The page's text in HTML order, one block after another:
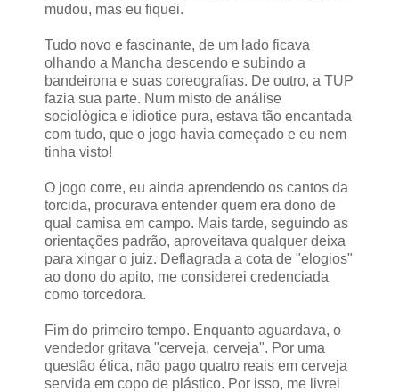
mudou, mas eu fiquei.
Tudo novo e fascinante, de um lado ficava
olhando a Mancha descendo e subindo a
bandeirona e suas coreografias. De outro, a TUP
fazia sua parte. Num misto de análise
sociológica e idiotice pura, estava tão encantada
com tudo, que o jogo havia começado e eu nem
tinha visto!
O jogo corre, eu ainda aprendendo os cantos da
torcida, procurava entender quem era dono de
qual camisa em campo. Mais tarde, seguindo as
orientações padrão, aproveitava qualquer deixa
para xingar o juiz. Deflagrada a cota de "elogios"
ao dono do apito, me considerei credenciada
como torcedora.
Fim do primeiro tempo. Enquanto aguardava, o
vendedor gritava "cerveja, cerveja". Por uma
questão ética, não pago quatro reais em cerveja
servida em copo de plástico. Por isso, me livrei